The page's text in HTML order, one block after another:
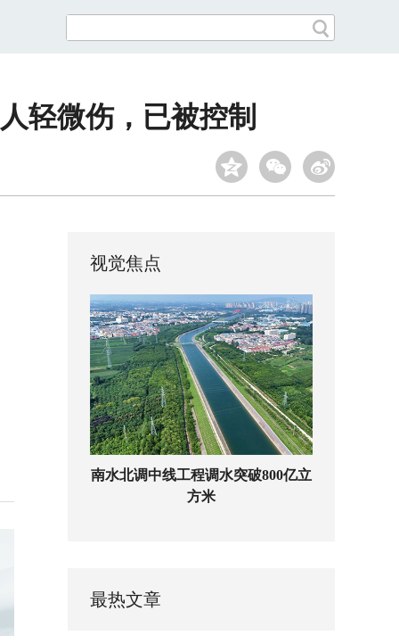
轻微伤，已被控制
视觉焦点
南水北调中线工程调水突破800亿立
方米
最热文章